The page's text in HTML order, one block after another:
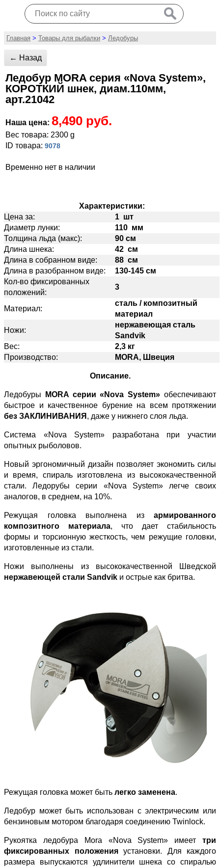
Главная > Товары для рыбалки > Ледобуры
← Назад
Ледобур MORA серия «Nova System»,
КОРОТКИЙ шнек, диам.110мм,
арт.21042
Наша цена: 8,490 руб.
Вес товара: 2300 g
ID товара: 9078
Временно нет в наличии
Характеристики:
Цена за:
1 шт
Диаметр лунки:
110 мм
Толщина льда (макс):
90 см
Длина шнека:
42 см
Длина в собранном виде:
88 см
Длина в разобранном виде:
130-145 см
Кол-во фиксированных
положений:
3
Материал:
сталь / композитный
материал
Ножи:
нержавеющая сталь
Sandvik
Вес:
2,3 кг
Производство:
MORA, Швеция
Описание.
Ледобуры MORA серии «Nova System» обеспечивают
быстрое и качественное бурение на всем протяжении
без ЗАКЛИНИВАНИЯ , даже у нижнего слоя льда.
Система «Nova System» разработана при участии
опытных рыболовов.
Новый эргономичный дизайн позволяет экономить силы
и время, спираль изготовлена из высококачественной
стали. Ледорубы серии «Nova System» легче своих
аналогов, в среднем, на 10%.
Режущая головка выполнена из армированного
композитного материала, что дает стабильность
формы и торсионную жесткость, чем режущие головки,
изготовленные из стали.
Ножи выполнены из высококачественной Шведской
нержавеющей стали Sandvik и острые как бритва.
Режущая головка может быть легко заменена.
Ледобур может быть использован с электрическим или
бензиновым мотором благодаря соединению Twinlock.
Рукоятка ледобура Mora «Nova System» имеет три
фиксированных положенияустановки. Для каждого
размера выпускаются удлинители шнека со спиралью